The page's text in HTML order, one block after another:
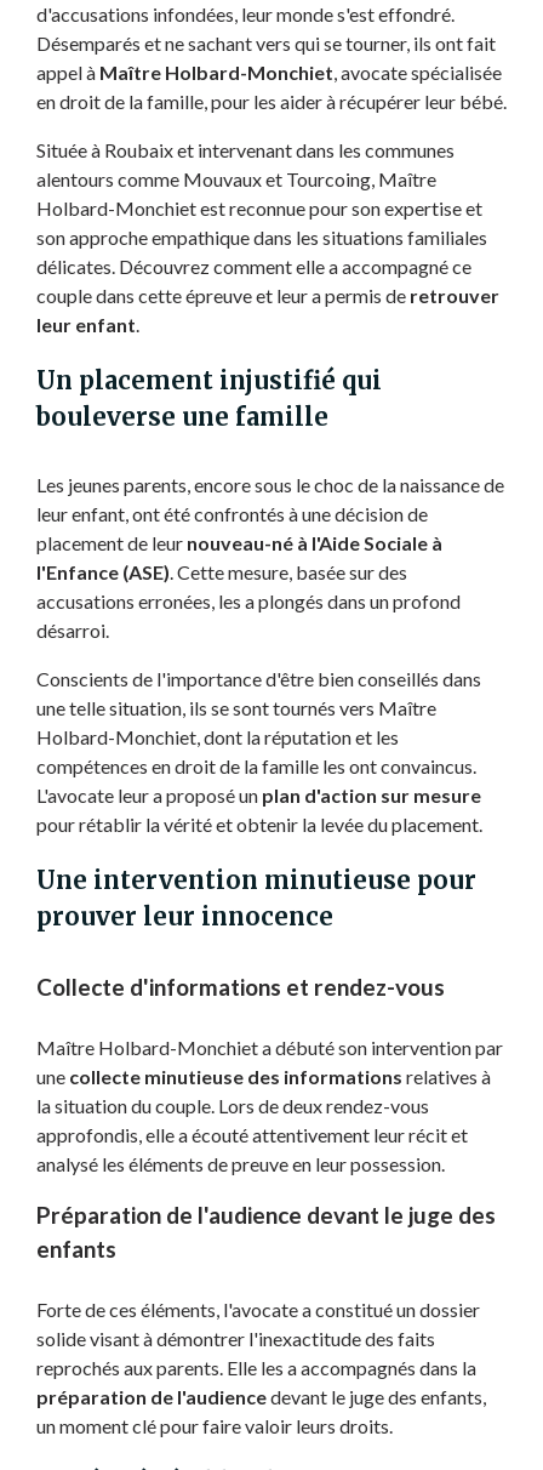
d'accusations infondées, leur monde s'est effondré.
Désemparés et ne sachant vers qui se tourner, ils ont fait
appel à Maître Holbard-Monchiet, avocate spécialisée
en droit de la famille, pour les aider à récupérer leur bébé.
Située à Roubaix et intervenant dans les communes
alentours comme Mouvaux et Tourcoing, Maître
Holbard-Monchiet est reconnue pour son expertise et
son approche empathique dans les situations familiales
délicates. Découvrez comment elle a accompagné ce
couple dans cette épreuve et leur a permis de retrouver
leur enfant.
Un placement injustifié qui
bouleverse une famille
Les jeunes parents, encore sous le choc de la naissance de
leur enfant, ont été confrontés à une décision de
placement de leur nouveau-né à l'Aide Sociale à
l'Enfance (ASE). Cette mesure, basée sur des
accusations erronées, les a plongés dans un profond
désarroi.
Conscients de l'importance d'être bien conseillés dans
une telle situation, ils se sont tournés vers Maître
Holbard-Monchiet, dont la réputation et les
compétences en droit de la famille les ont convaincus.
L'avocate leur a proposé un plan d'action sur mesure
pour rétablir la vérité et obtenir la levée du placement.
Une intervention minutieuse pour
prouver leur innocence
Collecte d'informations et rendez-vous
Maître Holbard-Monchiet a débuté son intervention par
une collecte minutieuse des informations relatives à
la situation du couple. Lors de deux rendez-vous
approfondis, elle a écouté attentivement leur récit et
analysé les éléments de preuve en leur possession.
Préparation de l'audience devant le juge des
enfants
Forte de ces éléments, l'avocate a constitué un dossier
solide visant à démontrer l'inexactitude des faits
reprochés aux parents. Elle les a accompagnés dans la
préparation de l'audiencedevant le juge des enfants,
un moment clé pour faire valoir leurs droits.